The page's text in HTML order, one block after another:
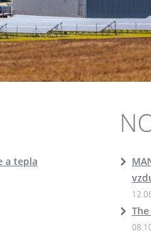
a tepla